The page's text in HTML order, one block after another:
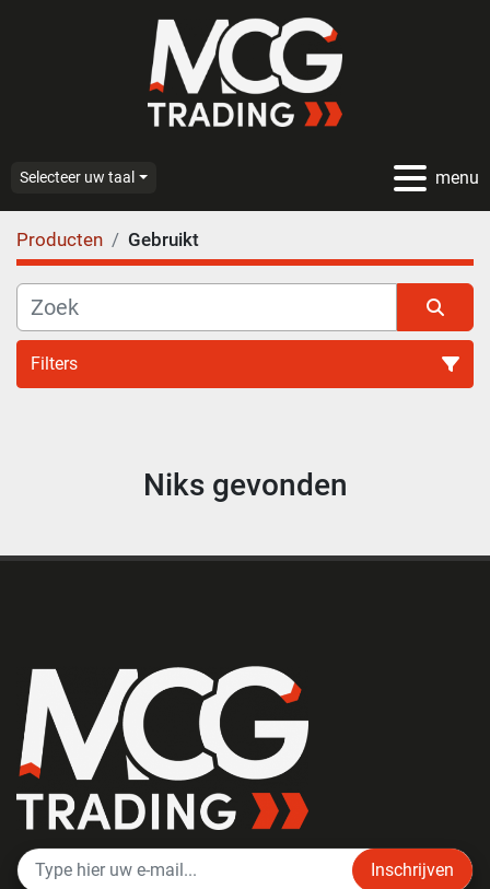
menu
Selecteer uw taal
Producten Gebruikt
Filters
Sorteren op
Niks gevonden
Inschrijven